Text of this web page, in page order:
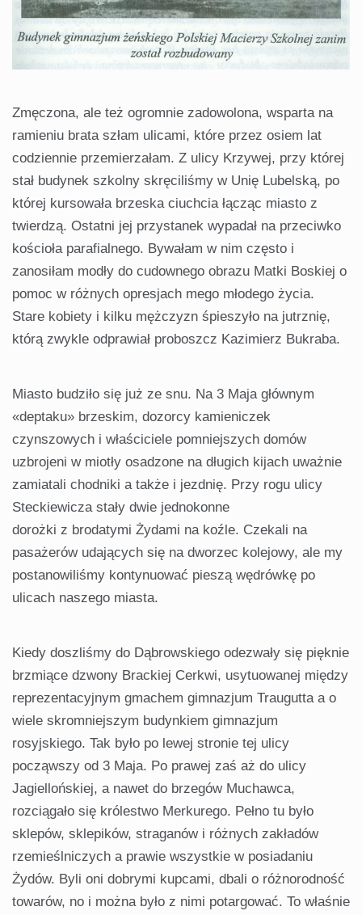
Zmęczona, ale też ogromnie zadowolona, wsparta na
ramieniu brata szłam ulicami, które przez osiem lat
codziennie przemierzałam. Z ulicy Krzywej, przy której
stał budynek szkolny skręciliśmy w Unię Lubelską, po
której kursowała brzeska ciuchcia łącząc miasto z
twierdzą. Ostatni jej przystanek wypadał na przeciwko
kościoła parafialnego. Bywałam w nim często i
zanosiłam modły do cudownego obrazu Matki Boskiej o
pomoc w różnych opresjach mego młodego życia.
Stare kobiety i kilku mężczyzn śpieszyło na jutrznię,
którą zwykle odprawiał proboszcz Kazimierz Bukraba.
Miasto budziło się już ze snu. Na 3 Maja głównym
«deptaku» brzeskim, dozorcy kamieniczek
czynszowych i właściciele pomniejszych domów
uzbrojeni w miotły osadzone na długich kijach uważnie
zamiatali chodniki a także i jezdnię. Przy rogu ulicy
Steckiewicza stały dwie jednokonne
dorożki z brodatymi Żydami na koźle. Czekali na
pasażerów udających się na dworzec kolejowy, ale my
postanowiliśmy kontynuować pieszą wędrówkę po
ulicach naszego miasta.
Kiedy doszliśmy do Dąbrowskiego odezwały się pięknie
brzmiące dzwony Brackiej Cerkwi, usytuowanej między
reprezentacyjnym gmachem gimnazjum Traugutta a o
wiele skromniejszym budynkiem gimnazjum
rosyjskiego. Tak było po lewej stronie tej ulicy
począwszy od 3 Maja. Po prawej zaś aż do ulicy
Jagiellońskiej, a nawet do brzegów Muchawca,
rozciągało się królestwo Merkurego. Pełno tu było
sklepów, sklepików, straganów i różnych zakładów
rzemieślniczych a prawie wszystkie w posiadaniu
Żydów. Byli oni dobrymi kupcami, dbali o różnorodność
towarów, no i można było z nimi potargować. To właśnie